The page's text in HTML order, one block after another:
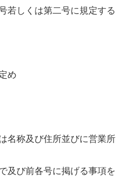
若しくは第二号に規定する
め
名称及び住所並びに営業所
及び前各号に掲げる事項を